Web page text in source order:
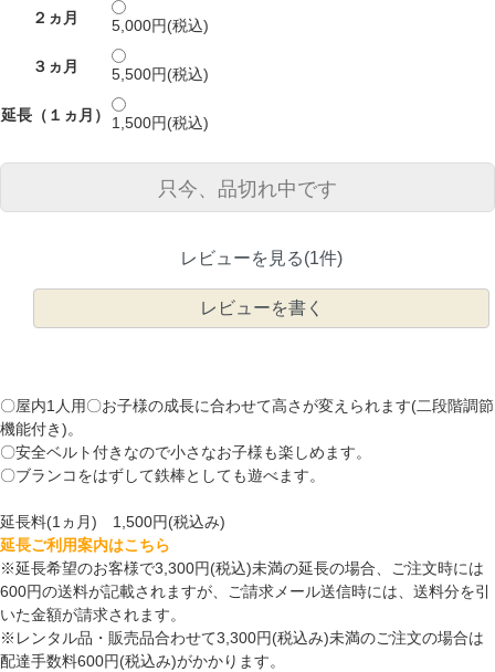
２ヵ月 5,000円(税込)
３ヵ月 5,500円(税込)
延長（１ヵ月） 1,500円(税込)
只今、品切れ中です
レビューを見る(1件)
レビューを書く
〇屋内1人用〇お子様の成長に合わせて高さが変えられます(二段階調節
機能付き)。
〇安全ベルト付きなので小さなお子様も楽しめます。
〇ブランコをはずして鉄棒としても遊べます。
延長料(1ヵ月) 1,500円(税込み)
延長ご利用案内はこちら
※延長希望のお客様で3,300円(税込)未満の延長の場合、ご注文時には
600円の送料が記載されますが、ご請求メール送信時には、送料分を引
いた金額が請求されます。
※レンタル品・販売品合わせて3,300円(税込み)未満のご注文の場合は
配達手数料600円(税込み)がかかります。